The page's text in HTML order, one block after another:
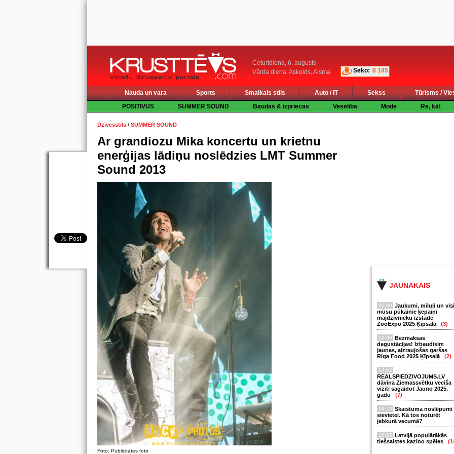
Ceturtdiena, 6. augusts
Vārda diena: Askolds, Aisma
Seko: 8 185
Nauda un vara Sports Smalkais stils Auto / IT Sekss
Tūrisms /
POSITIVUS
SUMMER SOUND Baudas & izpriecas Veselība Mode Re, kā!
JAUNĀKAIS
20:00 Jaukumi, mīluļi un visi
mūsu pūkainie ķepaiņi
mājdzīvnieku izstādē
ZooExpo 2025 Ķīpsalā
(3)
10:00 Bezmaksas
degustācijas! Izbaudīsim
jaunas, aizraujošas garšas
Riga Food 2025 Ķīpsalā
(2)
14:02
REALSPIEDZIVOJUMS.LV
dāvina Ziemassvētku vecīša
vizīti sagaidot Jauno 2025.
gadu
(7)
04:18 Skaistuma noslēpumi
sievietei. Kā tos noturēt
jebkurā vecumā?
10:25 Latvijā populārākās
tiešsaistes kazino spēles
Dzīvesstils /SUMMER SOUND
Ar grandiozu Mika koncertu un krietnu
enerģijas lādiņu noslēdzies LMT Summer
Sound 2013
Foto: Publicitātes foto